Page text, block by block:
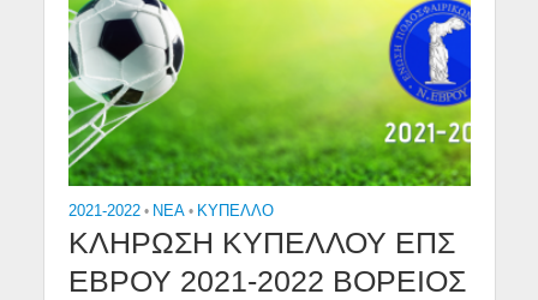
2021-2022 • NEA • ΚΎΠΕΛΛΟ
ΚΛΗΡΩΣΗ ΚΥΠΕΛΛΟΥ ΕΠΣ
ΕΒΡΟΥ 2021-2022 ΒΟΡΕΙΟΣ